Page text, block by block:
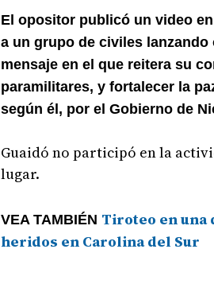
El opositor publicó un video
a un grupo de civiles
mensaje en el que reitera su
paramilitares, y fortalecer la
según él, por el Gobierno de
Guaidó no participó en la
lugar.
VEA TAMBIÉN Tiroteo en una
heridos en Carolina del Sur